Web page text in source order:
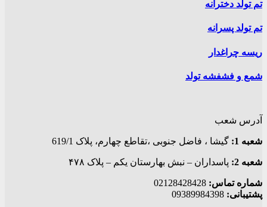
تم تولد دخترانه
تم تولد پسرانه
ریسه چراغدار
شمع و فشفشه تولد
آدرس شعب
شعبه 1: گيشا ، فاضل جنوبی ،تقاطع چهارم، پلاک 619/1
شعبه 2: پاسداران – نبش بهارستان یکم – پلاک ۴۷۸
شماره تماس:
پشتیبانی: